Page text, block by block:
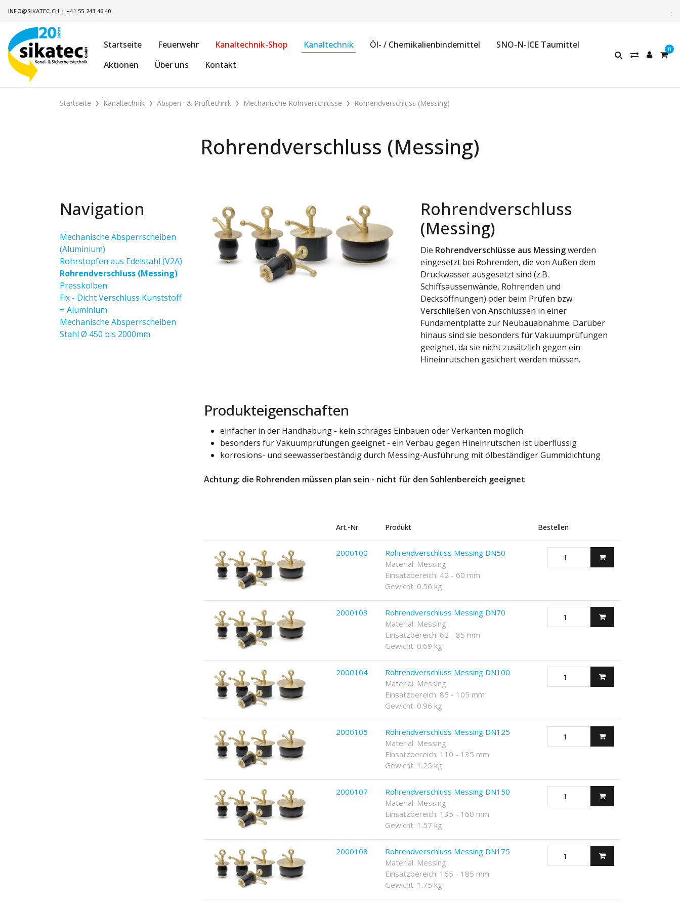
INFO@SIKATEC.CH |+41 55 243 46 40 .
Startseite Feuerwehr Kanaltechnik Öl- / Chemikalienbindemittel
SNO-N-ICE Taumittel
Aktionen
Über uns Kontakt
Kanaltechnik-Shop
Startseite Kanaltechnik Absperr- & Prüftechnik Mechanische Rohrverschlüsse Rohrendverschluss (Messing)
Rohrendverschluss (Messing)
Navigation
Mechanische Absperrscheiben
(Aluminium)
Rohrstopfen aus Edelstahl (V2A)
Rohrendverschluss (Messing)
Presskolben
Fix - Dicht Verschluss Kunststoff
+ Aluminium
Mechanische Absperrscheiben
Stahl Ø 450 bis 2000mm
Rohrendverschluss
(Messing)
Die Rohrendverschlüsse aus Messingwerden
eingesetzt bei Rohrenden, die von Außen dem
Druckwasser ausgesetzt sind (z.B.
Schiffsaussenwände, Rohrenden und
Decksöffnungen) oder beim Prüfen bzw.
Verschließen von Anschlüssen in einer
Fundamentplatte zur Neubauabnahme. Darüber
hinaus sind sie besonders für Vakuumprüfungen
geeignet, da sie nicht zusätzlich gegen ein
Hineinrutschen gesichert werden müssen.
Produkteigenschaften
einfacher in der Handhabung - kein schräges Einbauen oder Verkanten möglich
besonders für Vakuumprüfungen geeignet - ein Verbau gegen Hineinrutschen ist überflüssig
korrosions- und seewasserbeständig durch Messing-Ausführung mit ölbeständiger Gummidichtung
Achtung: die Rohrenden müssen plan sein - nicht für den Sohlenbereich geeignet
Art.-Nr. Produkt Bestellen
2000100
Rohrendverschluss Messing DN50
Material: Messing
Einsatzbereich: 42 - 60 mm
Gewicht: 0.56 kg
2000103
Rohrendverschluss Messing DN70
Material: Messing
Einsatzbereich: 62 - 85 mm
Gewicht: 0.69 kg
2000104
Rohrendverschluss Messing DN100
Material: Messing
Einsatzbereich: 85 - 105 mm
Gewicht: 0.96 kg
2000105
Rohrendverschluss Messing DN125
Material: Messing
Einsatzbereich: 110 - 135 mm
Gewicht: 1.25 kg
2000107
Rohrendverschluss Messing DN150
Material: Messing
Einsatzbereich: 135 - 160 mm
Gewicht: 1.57 kg
2000108
Rohrendverschluss Messing DN175
Material: Messing
Einsatzbereich: 165 - 185 mm
Gewicht: 1.75 kg